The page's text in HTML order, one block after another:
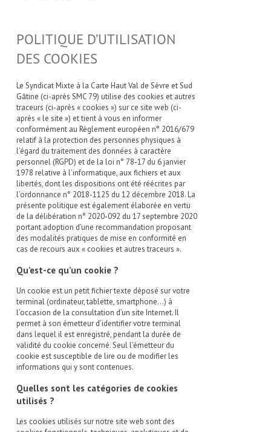
POLITIQUE D’UTILISATION
DES COOKIES
Le Syndicat Mixte à la Carte Haut Val de Sèvre et Sud
Gâtine (ci-après SMC 79) utilise des cookies et autres
traceurs (ci-après « cookies ») sur ce site web (ci-
après « le site ») et tient à vous en informer
conformément au Règlement européen n° 2016/679
relatif à la protection des personnes physiques à
l’égard du traitement des données à caractère
personnel (RGPD) et de la loi n° 78-17 du 6 janvier
1978 relative à l’informatique, aux fichiers et aux
libertés, dont les dispositions ont été réécrites par
l’ordonnance n° 2018-1125 du 12 décembre 2018. La
présente politique est également élaborée en vertu
de la délibération n° 2020-092 du 17 septembre 2020
portant adoption d’une recommandation proposant
des modalités pratiques de mise en conformité en
cas de recours aux « cookies et autres traceurs ».
Qu’est-ce qu’un cookie ?
Un cookie est un petit fichier texte déposé sur votre
terminal (ordinateur, tablette, smartphone…) à
l’occasion de la consultation d’un site Internet. Il
permet à son émetteur d’identifier votre terminal
dans lequel il est enregistré, pendant la durée de
validité du cookie concerné. Seul l’émetteur du
cookie est susceptible de lire ou de modifier les
informations qui y sont contenues.
Quelles sont les catégories de cookies
utilisés ?
Les cookies utilisés sur notre site web sont des